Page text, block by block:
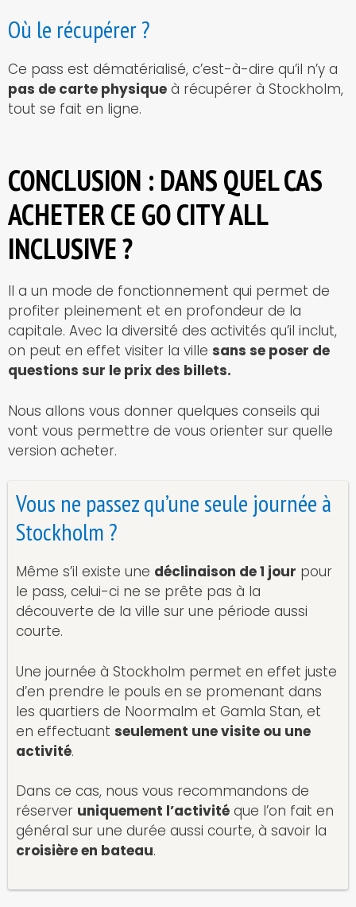
Où le récupérer ?
Ce pass est dématérialisé, c’est-à-dire qu’il n’y a
pas de carte physique à récupérer à Stockholm,
tout se fait en ligne.
CONCLUSION : DANS QUEL CAS
ACHETER CE GO CITY ALL
INCLUSIVE ?
Il a un mode de fonctionnement qui permet de
profiter pleinement et en profondeur de la
capitale. Avec la diversité des activités qu’il inclut,
on peut en effet visiter la ville sans se poser de
questions sur le prix des billets.
Nous allons vous donner quelques conseils qui
vont vous permettre de vous orienter sur quelle
version acheter.
Vous ne passez qu’une seule journée à
Stockholm ?
Même s’il existe une déclinaison de 1 jour pour
le pass, celui-ci ne se prête pas à la
découverte de la ville sur une période aussi
courte.
Une journée à Stockholm permet en effet juste
d’en prendre le pouls en se promenant dans
les quartiers de Noormalm et Gamla Stan, et
en effectuant seulement une visite ou une
activité.
Dans ce cas, nous vous recommandons de
réserver uniquement l’activité que l’on fait en
général sur une durée aussi courte, à savoir la
croisière en bateau.